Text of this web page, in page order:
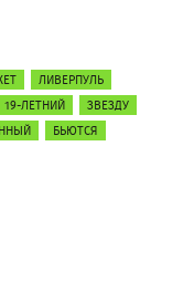
ЛИВЕРПУЛЬ
19-ЛЕТНИЙ
ЗВЕЗДУ
БЬЮТСЯ